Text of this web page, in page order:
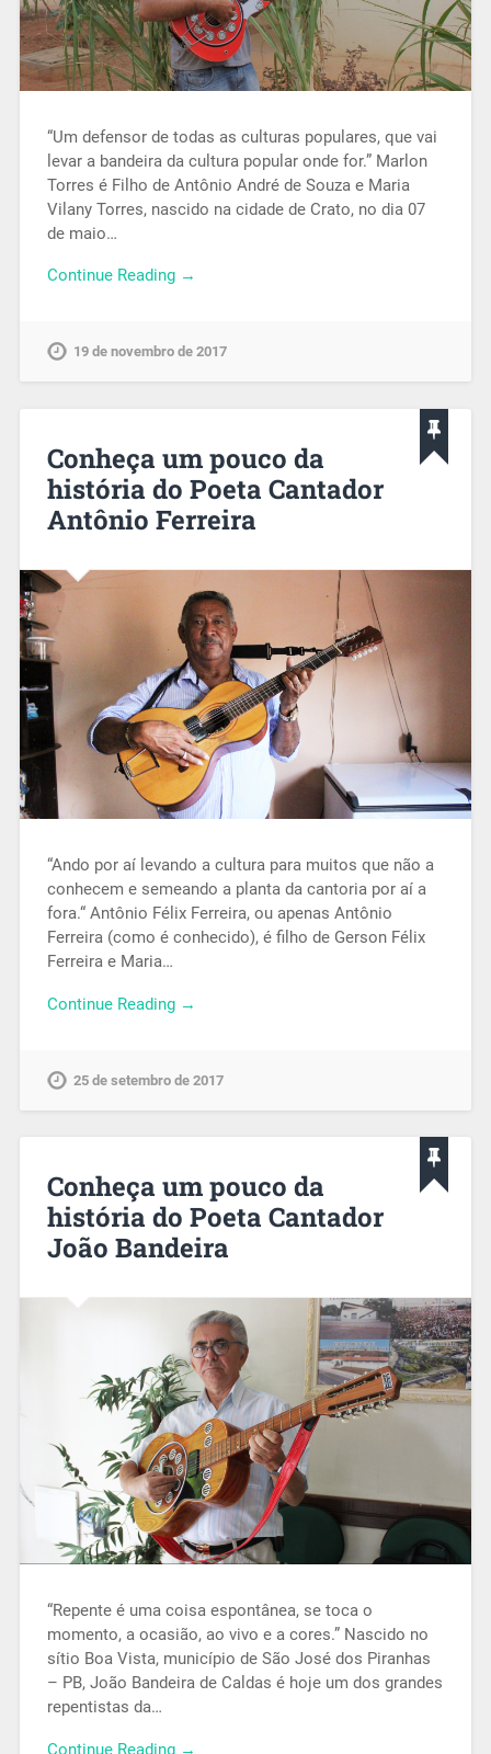
“Um defensor de todas as culturas populares, que vai
levar a bandeira da cultura popular onde for.” Marlon
Torres é Filho de Antônio André de Souza e Maria
Vilany Torres, nascido na cidade de Crato, no dia 07
de maio…
Continue Reading →
19 de novembro de 2017
Conheça um pouco da
história do Poeta Cantador
Antônio Ferreira
“Ando por aí levando a cultura para muitos que não a
conhecem e semeando a planta da cantoria por aí a
fora.“ Antônio Félix Ferreira, ou apenas Antônio
Ferreira (como é conhecido), é filho de Gerson Félix
Ferreira e Maria…
Continue Reading →
25 de setembro de 2017
Conheça um pouco da
história do Poeta Cantador
João Bandeira
“Repente é uma coisa espontânea, se toca o
momento, a ocasião, ao vivo e a cores.” Nascido no
sítio Boa Vista, município de São José dos Piranhas
– PB, João Bandeira de Caldas é hoje um dos grandes
repentistas da…
Continue Reading →